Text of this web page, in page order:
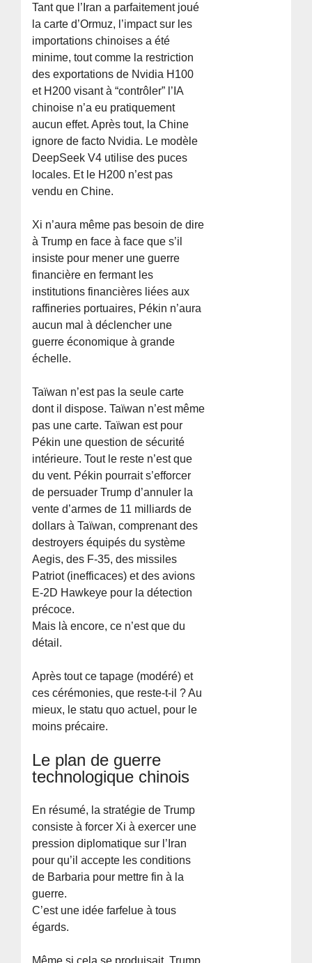
Tant que l’Iran a parfaitement joué
la carte d’Ormuz, l’impact sur les
importations chinoises a été
minime, tout comme la restriction
des exportations de Nvidia H100
et H200 visant à “contrôler” l’IA
chinoise n’a eu pratiquement
aucun effet. Après tout, la Chine
ignore de facto Nvidia. Le modèle
DeepSeek V4 utilise des puces
locales. Et le H200 n’est pas
vendu en Chine.
Xi n’aura même pas besoin de dire
à Trump en face à face que s’il
insiste pour mener une guerre
financière en fermant les
institutions financières liées aux
raffineries portuaires, Pékin n’aura
aucun mal à déclencher une
guerre économique à grande
échelle.
Taïwan n’est pas la seule carte
dont il dispose. Taïwan n’est même
pas une carte. Taïwan est pour
Pékin une question de sécurité
intérieure. Tout le reste n’est que
du vent. Pékin pourrait s’efforcer
de persuader Trump d’annuler la
vente d’armes de 11 milliards de
dollars à Taïwan, comprenant des
destroyers équipés du système
Aegis, des F-35, des missiles
Patriot (inefficaces) et des avions
E-2D Hawkeye pour la détection
précoce.
Mais là encore, ce n’est que du
détail.
Après tout ce tapage (modéré) et
ces cérémonies, que reste-t-il ? Au
mieux, le statu quo actuel, pour le
moins précaire.
Le plan de guerre
technologique chinois
En résumé, la stratégie de Trump
consiste à forcer Xi à exercer une
pression diplomatique sur l’Iran
pour qu’il accepte les conditions
de Barbaria pour mettre fin à la
guerre.
C’est une idée farfelue à tous
égards.
Même si cela se produisait, Trump